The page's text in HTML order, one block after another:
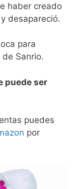
haber creado
desapareció.
para
Sanrio.
puede ser
puedes
por